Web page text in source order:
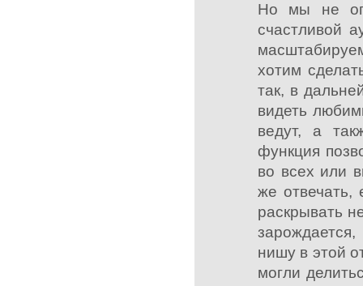
Но мы не
счастливой
хотим
так, в
видеть
ведут, а
функция
во всех или
же
раскрывать
нишу в этой
могли